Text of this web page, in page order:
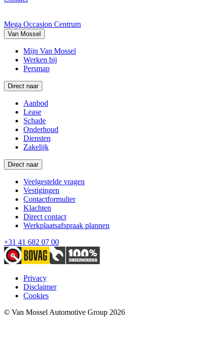
Mega Occasion Centrum
Van Mossel
Mijn Van Mossel
Werken bij
Persmap
Direct naar
Aanbod
Lease
Schade
Onderhoud
Diensten
Zakelijk
Direct naar
Veelgestelde vragen
Vestigingen
Contactformulier
Klachten
Direct contact
Werkplaatsafspraak plannen
+31 41 682 07 00
Privacy
Disclaimer
Cookies
© Van Mossel Automotive Group 2026